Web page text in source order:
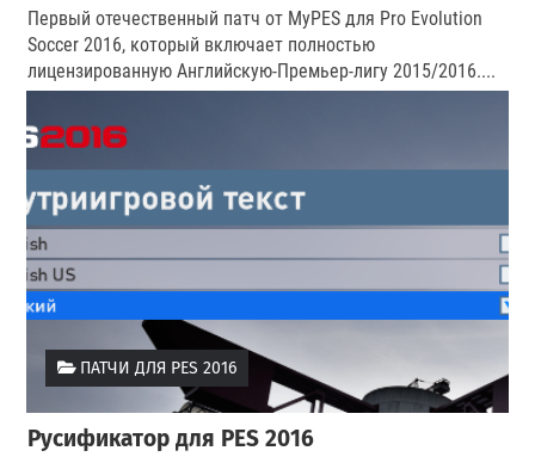
Первый отечественный патч от MyPES для Pro Evolution
Soccer 2016, который включает полностью
лицензированную Английскую-Премьер-лигу 2015/2016....
ПАТЧИ ДЛЯ PES 2016
Русификатор для PES 2016